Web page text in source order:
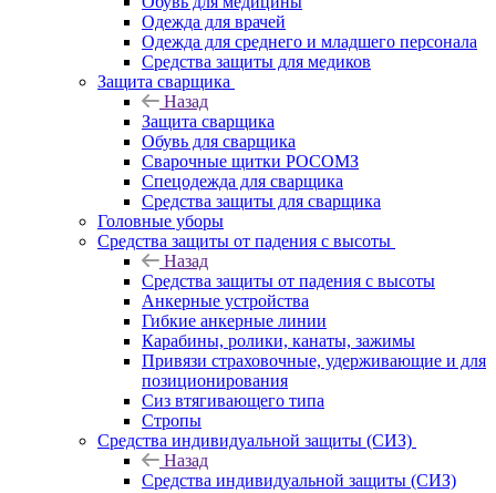
Одежда для врачей
Одежда для среднего и младшего персонала
Средства защиты для медиков
Защита сварщика
Назад
Защита сварщика
Обувь для сварщика
Сварочные щитки РОСОМЗ
Спецодежда для сварщика
Средства защиты для сварщика
Головные уборы
Средства защиты от падения с высоты
Назад
Средства защиты от падения с высоты
Анкерные устройства
Гибкие анкерные линии
Карабины, ролики, канаты, зажимы
Привязи страховочные, удерживающие и для
позиционирования
Сиз втягивающего типа
Стропы
Средства индивидуальной защиты (СИЗ)
Назад
Средства индивидуальной защиты (СИЗ)